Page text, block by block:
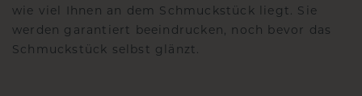
wie viel Ihnen an dem Schmuckstück liegt. Sie
werden garantiert beeindrucken, noch bevor das
Schmuckstück selbst glänzt.